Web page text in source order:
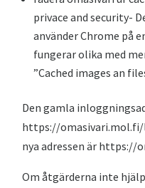
privace and security-
använder Chrome på
fungerar olika med
”Cached images an
Den gamla
https://omasivari.mol.fi/
nya adressen är https://
Om åtgärderna inte